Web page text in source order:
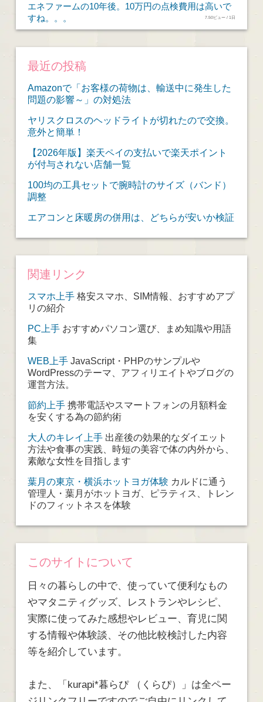
エネファームの10年後。10万円の点検費用は高いで
すね。。。
7.50ビュー / 1日
最近の投稿
Amazonで「お客様の荷物は、輸送中に発生した
問題の影響～」の対処法
ヤリスクロスのヘッドライトが切れたので交換。
意外と簡単！
【2026年版】楽天ペイの支払いで楽天ポイント
が付与されない店舗一覧
100均の工具セットで腕時計のサイズ（バンド）
調整
エアコンと床暖房の併用は、どちらが安いか検証
関連リンク
スマホ上手格安スマホ、SIM情報、おすすめアプ
リの紹介
PC上手おすすめパソコン選び、まめ知識や用語
集
WEB上手JavaScript・PHPのサンプルや
WordPressのテーマ、アフィリエイトやブログの
運営方法。
節約上手携帯電話やスマートフォンの月額料金
を安くする為の節約術
大人のキレイ上手出産後の効果的なダイエット
方法や食事の実践、時短の美容で体の内外から、
素敵な女性を目指します
葉月の東京・横浜ホットヨガ体験 カルドに通う
管理人・葉月がホットヨガ、ピラティス、トレン
ドのフィットネスを体験
このサイトについて
日々の暮らしの中で、使っていて便利なもの
やマタニティグッズ、レストランやレシピ、
実際に使ってみた感想やレビュー、育児に関
する情報や体験談、その他比較検討した内容
等を紹介しています。
また、「kurapi*暮らぴ （くらぴ）」は全ペー